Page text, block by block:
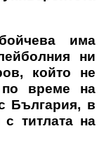
има
ни
който не
време на
България, в
с титлата на